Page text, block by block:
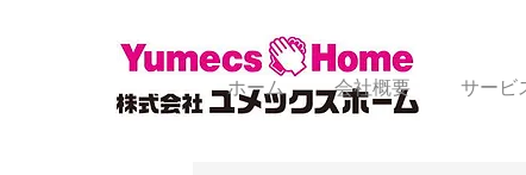
ホーム 会社概要 サービ